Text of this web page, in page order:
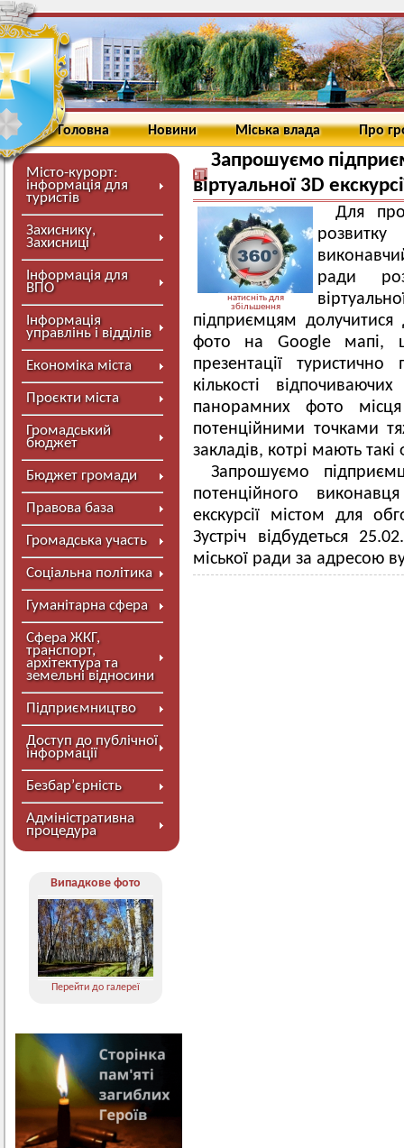
Головна Новини Міська влада Про
Місто-курорт:
інформація для
туристів
Захиснику,
Захисниці
Інформація для
ВПО
Інформація
управлінь і відділів
Економіка міста
Проєкти міста
Громадський
бюджет
Бюджет громади
Правова база
Громадська участь
Соціальна політика
Гуманітарна сфера
Сфера ЖКГ,
транспорт,
архітектура та
земельні відносини
Підприємництво
Доступ до публічної
інформації
Безбар’єрність
Адміністративна
процедура
Випадкове фото
Перейти до галереї
Запрошуємо
віртуальної 3D
натисніть для
збільшення
Для
ради
підприємцям
фото на Google мапі,
презентації
кількості
панорамних фото
потенційними точками
закладів, котрі мають
Запрошуємо
потенційного
екскурсії містом для
Зустріч відбудеться
міської ради за адресою